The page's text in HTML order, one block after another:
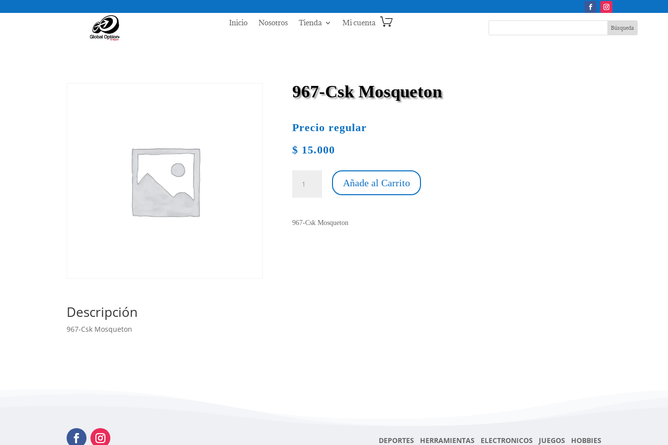
Inicio Nosotros Tienda Mi cuenta
967-Csk Mosqueton
Precio regular
$ 15.000
Añade al Carrito
967-Csk Mosqueton
Descripción
967-Csk Mosqueton
DEPORTES HERRAMIENTAS ELECTRONICOS JUEGOS HOBBIES